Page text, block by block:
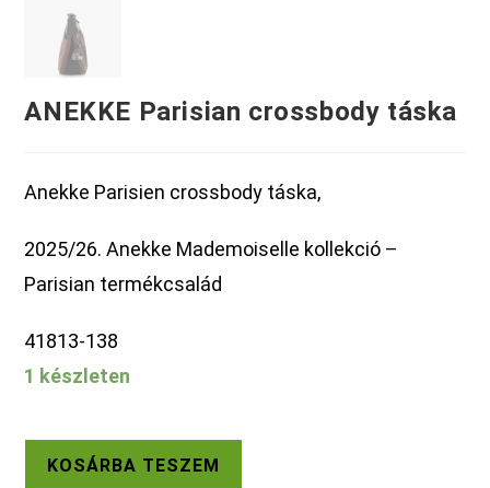
ANEKKE Parisian crossbody táska
Anekke Parisien crossbody táska,
2025/26. Anekke Mademoiselle kollekció –
Parisian termékcsalád
41813-138
1 készleten
Parisian
KOSÁRBA TESZEM